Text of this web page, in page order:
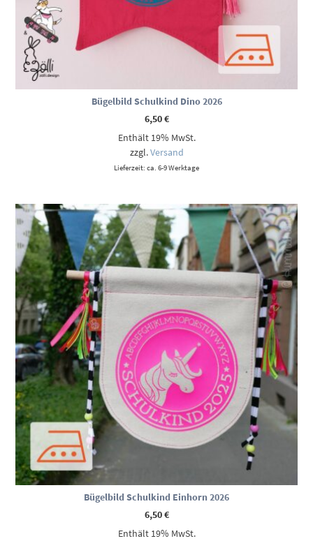
Bügelbild Schulkind Dino 2026
6,50€
Enthält 19% MwSt.
zzgl.Versand
Lieferzeit: ca. 6-9 Werktage
Bügelbild Schulkind Einhorn 2026
6,50€
Enthält 19% MwSt.